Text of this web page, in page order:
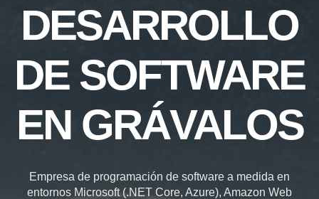
DESARROLLO
DE SOFTWARE
EN GRÁVALOS
Empresa de programación de software a medida en
entornos Microsoft (.NET Core, Azure), Amazon Web